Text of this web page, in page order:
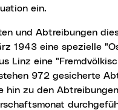
ein.
1943 eine spezielle
Linz eine
972 gesicherte
hin zu den